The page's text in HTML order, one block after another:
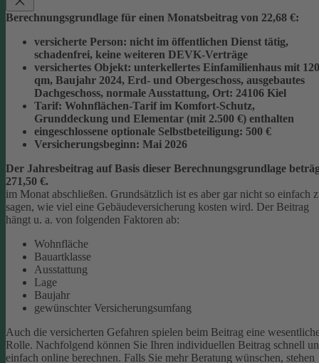
Berechnungsgrundlage für einen Monatsbeitrag von 22,68 €:
versicherte Person: nicht im öffentlichen Dienst tätig,
schadenfrei, keine weiteren DEVK-Verträge
versichertes Objekt: unterkellertes Einfamilienhaus mit 120
qm, Baujahr 2024, Erd- und Obergeschoss, ausgebautes
Dachgeschoss, normale Ausstattung, Ort: 24106 Kiel
Tarif: Wohnflächen-Tarif im Komfort-Schutz,
Grunddeckung und Elementar (mit 2.500 €) enthalten
eingeschlossene optionale Selbstbeteiligung: 500 €
Versicherungsbeginn: Mai 2026
Der Jahresbeitrag auf Basis dieser Berechnungsgrundlage
271,50 €.
im Monat abschließen. Grundsätzlich ist es aber gar nicht so einfach
sagen, wie viel eine Gebäudeversicherung kosten wird. Der Beitrag
hängt u. a. von folgenden Faktoren ab:
Wohnfläche
Bauartklasse
Ausstattung
Lage
Baujahr
gewünschter Versicherungsumfang
Auch die versicherten Gefahren spielen beim Beitrag eine
Rolle. Nachfolgend können Sie Ihren individuellen Beitrag schnell
einfach online berechnen. Falls Sie mehr Beratung wünschen, stehen